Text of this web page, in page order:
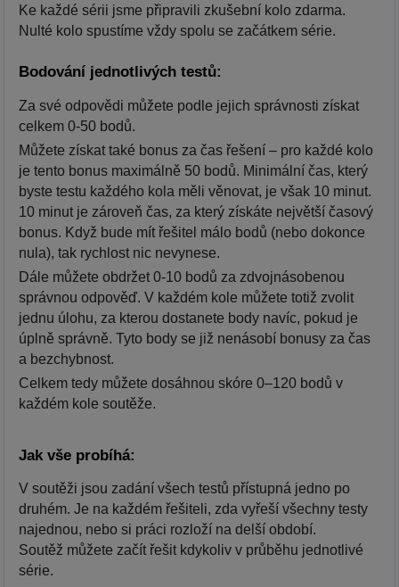
Ke každé sérii jsme připravili zkušební kolo zdarma.
Nulté kolo spustíme vždy spolu se začátkem série.
Bodování jednotlivých testů:
Za své odpovědi můžete podle jejich správnosti získat
celkem 0-50 bodů.
Můžete získat také bonus za čas řešení – pro každé kolo
je tento bonus maximálně 50 bodů. Minimální čas, který
byste testu každého kola měli věnovat, je však 10 minut.
10 minut je zároveň čas, za který získáte největší časový
bonus. Když bude mít řešitel málo bodů (nebo dokonce
nula), tak rychlost nic nevynese.
Dále můžete obdržet 0-10 bodů za zdvojnásobenou
správnou odpověď. V každém kole můžete totiž zvolit
jednu úlohu, za kterou dostanete body navíc, pokud je
úplně správně. Tyto body se již nenásobí bonusy za čas
a bezchybnost.
Celkem tedy můžete dosáhnou skóre 0–120 bodů v
každém kole soutěže.
Jak vše probíhá:
V soutěži jsou zadání všech testů přístupná jedno po
druhém. Je na každém řešiteli, zda vyřeší všechny testy
najednou, nebo si práci rozloží na delší období.
Soutěž můžete začít řešit kdykoliv v průběhu jednotlivé
série.